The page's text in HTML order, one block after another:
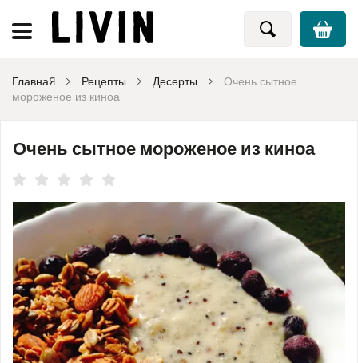
Главная Рецепты Десерты
Очень сытное
мороженое из киноа
Очень сытное мороженое из киноа